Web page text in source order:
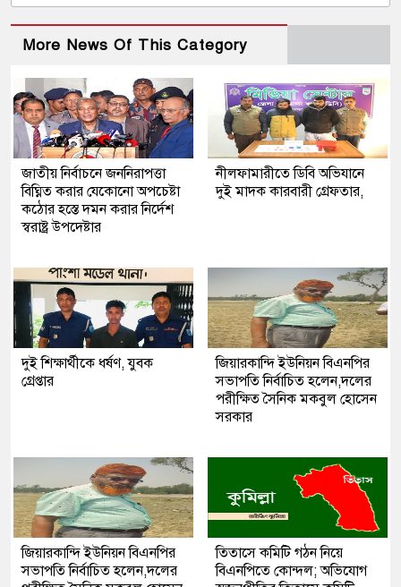
More News Of This Category
জাতীয় নির্বাচনে জননিরাপত্তা
বিঘ্নিত করার যেকোনো অপচেষ্টা
কঠোর হস্তে দমন করার নির্দেশ
স্বরাষ্ট্র উপদেষ্টার
নীলফামারীতে ডিবি অভিযানে
দুই মাদক কারবারী গ্রেফতার,
দুই শিক্ষার্থীকে ধর্ষণ, যুবক
গ্রেপ্তার
জিয়ারকান্দি ইউনিয়ন বিএনপির
সভাপতি নির্বাচিত হলেন,দলের
পরীক্ষিত সৈনিক মকবুল হোসেন
সরকার
জিয়ারকান্দি ইউনিয়ন বিএনপির
সভাপতি নির্বাচিত হলেন,দলের
তিতাসে কমিটি গঠন নিয়ে
বিএনপিতে কোন্দল; অভিযোগ